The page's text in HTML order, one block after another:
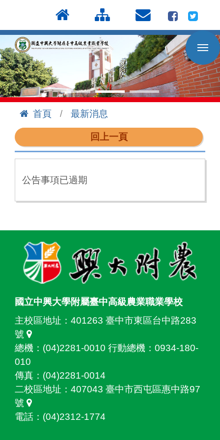
到
主
要
內
容
區
首頁
最新消息
回上一頁
公告事項已過期
國立中興大學附屬臺中高級農業職業學校
主校區地址： 401263 臺中市東區台中路283
號
總機：(04)2281-0010 行動總機：0934-180-
010
傳真：(04)2281-0014
二校區地址： 407043 臺中市西屯區惠中路97
號
電話：(04)2312-1774